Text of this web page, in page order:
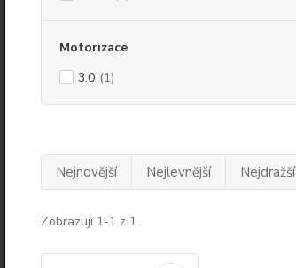
Motorizace
3.0 (1)
Nejnovější Nejlevnější Nejdražší
Zobrazuji 1-1 z 1